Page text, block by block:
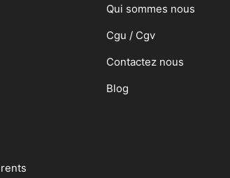
Qui sommes nous
Cgu / Cgv
Contactez nous
Blog